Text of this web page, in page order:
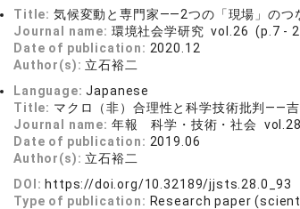
Title: 気候変動と専門家――2つの「現場」のつ
Journal name: 環境社会学研究 vol.26 (p.7 -
Date of publication: 2020.12
Author(s): 立石裕二
Language:Japanese
Title: マクロ（非）合理性と科学技術批判――
Journal name: 年報 科学・技術・社会
Date of publication: 2019.06
Author(s): 立石裕二
DOI: https://doi.org/10.32189/jjsts.28.0_93
Type of publication: Research paper